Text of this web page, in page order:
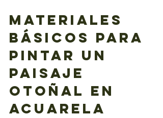
Materiales
Básicos para
Pintar un
Paisaje
Otoñal en
Acuarela